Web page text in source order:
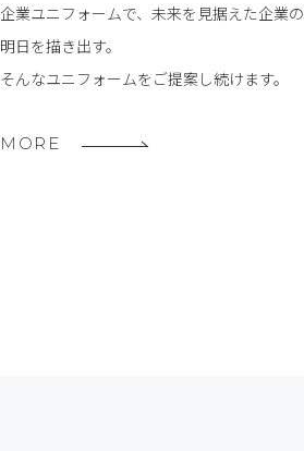
企業ユニフォームで、未来を見据えた企業の
明日を描き出す。
そんなユニフォームをご提案し続けます。
MORE